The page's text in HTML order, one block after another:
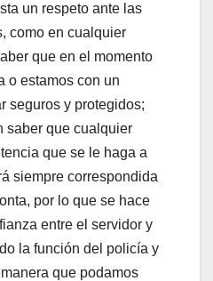
un respeto ante las
como en cualquier
que en el momento
o estamos con un
seguros y protegidos;
saber que cualquier
que se le haga a
siempre correspondida
por lo que se hace
entre el servidor y
la función del policía y
que podamos